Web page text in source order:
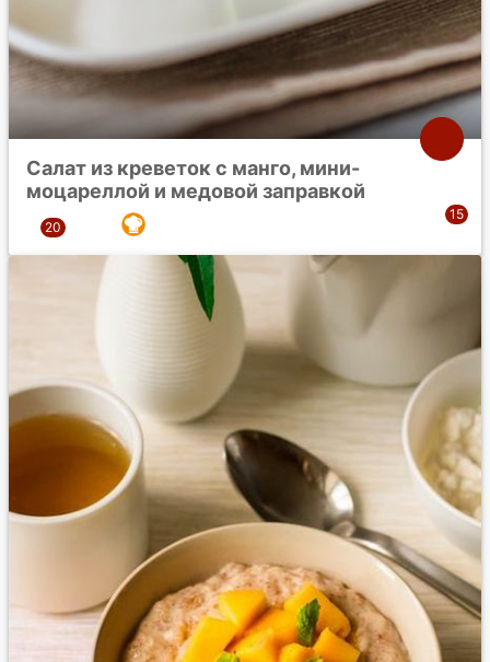
Салат из креветок с манго, мини-
моцареллой и медовой заправкой